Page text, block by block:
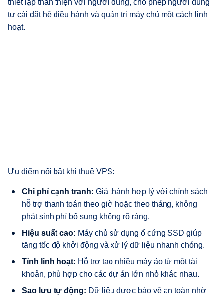
thiết lập thân thiện với người dùng, cho phép người dùng
tự cài đặt hệ điều hành và quản trị máy chủ một cách linh
hoạt.
Ưu điểm nổi bật khi thuê VPS:
Chi phí cạnh tranh: Giá thành hợp lý với chính sách
hỗ trợ thanh toán theo giờ hoặc theo tháng, không
phát sinh phí bổ sung không rõ ràng.
Hiệu suất cao: Máy chủ sử dụng ổ cứng SSD giúp
tăng tốc độ khởi động và xử lý dữ liệu nhanh chóng.
Tính linh hoạt: Hỗ trợ tạo nhiều máy ảo từ một tài
khoản, phù hợp cho các dự án lớn nhỏ khác nhau.
Sao lưu tự động: Dữ liệu được bảo vệ an toàn nhờ